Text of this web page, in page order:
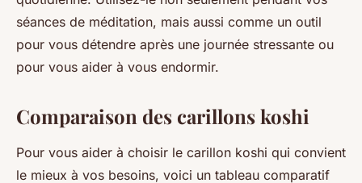
séances de méditation, mais aussi comme un outil
pour vous détendre après une journée stressante ou
pour vous aider à vous endormir.
Comparaison des carillons koshi
Pour vous aider à choisir le carillon koshi qui convient
le mieux à vos besoins, voici un tableau comparatif